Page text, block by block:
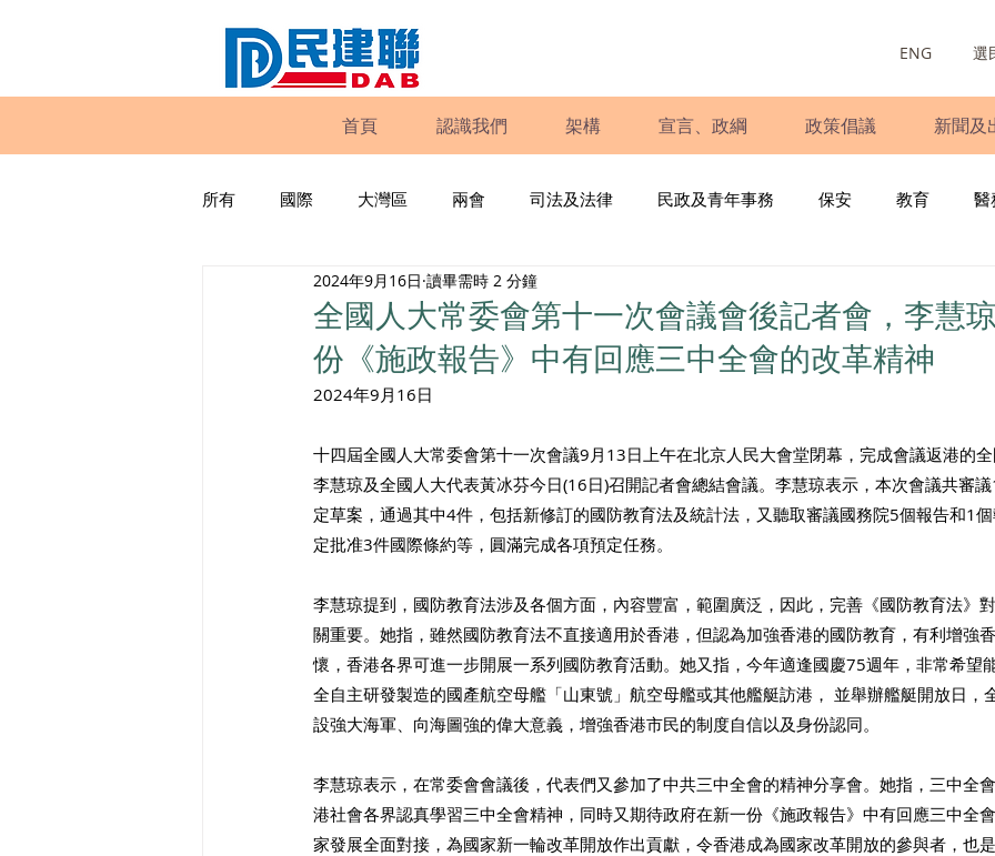
ENG 選
首頁 認識我們 架構 宣言、政綱 政策倡議 新聞及
所有 國際 大灣區 兩會 司法及法律 民政及青年事務 保安 教育 醫
工商專業 家庭
民建聯報告及建議書 調查 新冠肺炎 選舉 義工 民生
議會監察 區議會
全國人大常委會第十一次會議會後記者會，李慧
份《施政報告》中有回應三中全會的改革精神
2024年9月16日 讀畢需時 2 分鐘
2024年9月16日
十四屆全國人大常委會第十一次會議9月13日上午在北京人民大會堂閉幕，完成會議返港的
李慧琼及全國人大代表黃冰芬今日(16日)召開記者會總結會議。李慧琼表示，本次會議共審
定草案，通過其中4件，包括新修訂的國防教育法及統計法，又聽取審議國務院5個報告和1
定批准3件國際條約等，圓滿完成各項預定任務。
李慧琼提到，國防教育法涉及各個方面，內容豐富，範圍廣泛，因此，完善《國防教育法》
關重要。她指，雖然國防教育法不直接適用於香港，但認為加強香港的國防教育，有利增強
懷，香港各界可進一步開展一系列國防教育活動。她又指，今年適逢國慶75週年，非常希望
全自主研發製造的國產航空母艦「山東號」航空母艦或其他艦艇訪港， 並舉辦艦艇開放日，
設強大海軍、向海圖強的偉大意義，增強香港市民的制度自信以及身份認同。
李慧琼表示，在常委會會議後，代表們又參加了中共三中全會的精神分享會。她指，三中全
港社會各界認真學習三中全會精神，同時又期待政府在新一份《施政報告》中有回應三中全
家發展全面對接，為國家新一輪改革開放作出貢獻，令香港成為國家改革開放的參與者，也